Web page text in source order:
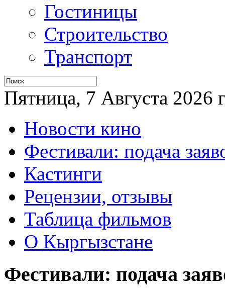
Гостиницы
Строительство
Транспорт
Пятница, 7 Августа 2026
Новости кино
Фестивали: подача
Кастинги
Рецензии, отзывы
Таблица фильмов
О Кыргызстане
Фестивали: подача